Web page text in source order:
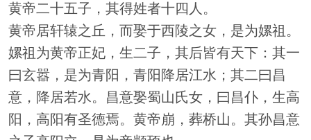
黄帝二十五子，其得姓者十四人。
黄帝居轩辕之丘，而娶于西陵之女，是为嫘祖。
嫘祖为黄帝正妃，生二子，其后皆有天下：其一
曰玄嚣，是为青阳，青阳降居江水；其二曰昌
意，降居若水。昌意娶蜀山氏女，曰昌仆，生高
阳，高阳有圣德焉。黄帝崩，葬桥山。其孙昌意